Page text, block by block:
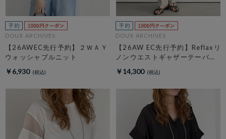
DOUX ARCHIVES
【26AWEC先行予約】２ＷＡＹ
ウォッシャブルニット
￥6,930
DOUX ARCHIVES
【26AW EC先行予約】Reflaxリ
ノンウエストギャザーテーパー
￥14,300